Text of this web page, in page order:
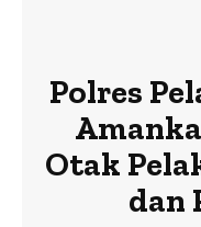
Polres
Otak
dan